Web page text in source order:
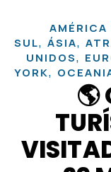
AMÉRICA
SUL, ÁSIA,
UNIDOS,
YORK,
🌎